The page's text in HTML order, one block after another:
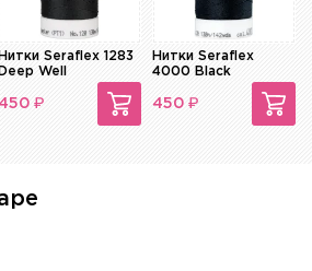
Нитки Seraflex 1283
Deep Well
₽
Нитки Seraflex
4000 Black
450 ₽